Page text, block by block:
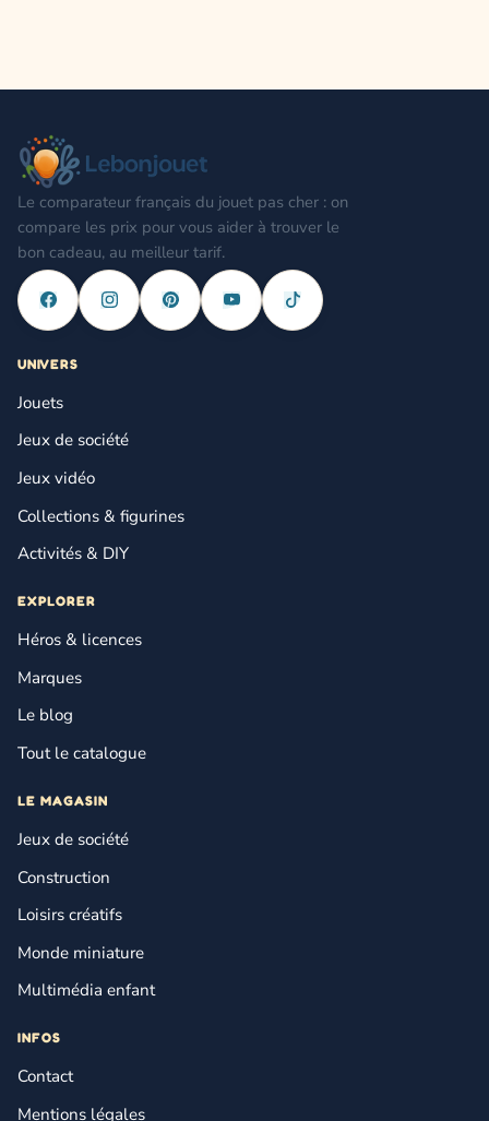
Le comparateur français du jouet pas cher : on
compare les prix pour vous aider à trouver le
bon cadeau, au meilleur tarif.
UNIVERS
Jouets
Jeux de société
Jeux vidéo
Collections & figurines
Activités & DIY
EXPLORER
Héros & licences
Marques
Le blog
Tout le catalogue
LE MAGASIN
Jeux de société
Construction
Loisirs créatifs
Monde miniature
Multimédia enfant
INFOS
Contact
Mentions légales